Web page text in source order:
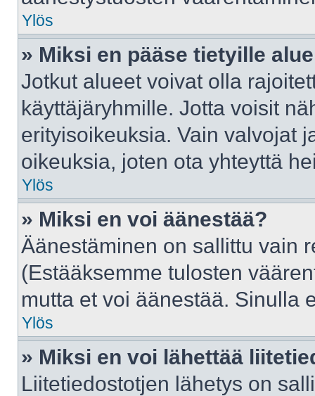
Ylös
» Miksi en pääse tietyille
Jotkut alueet voivat olla
käyttäjäryhmille. Jotta voisit
erityisoikeuksia. Vain valvojat
oikeuksia, joten ota yhteyttä
Ylös
» Miksi en voi äänestää?
Äänestäminen on sallittu vain
(Estääksemme tulosten
mutta et voi äänestää. Sinulla
Ylös
» Miksi en voi lähettää
Liitetiedostotjen lähetys on